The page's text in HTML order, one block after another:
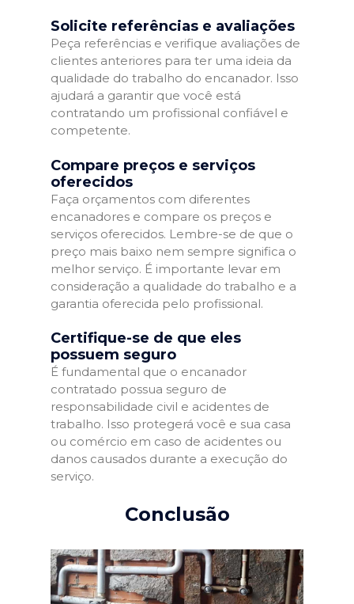
Solicite referências e avaliações
Peça referências e verifique avaliações de
clientes anteriores para ter uma ideia da
qualidade do trabalho do encanador. Isso
ajudará a garantir que você está
contratando um profissional confiável e
competente.
Compare preços e serviços
oferecidos
Faça orçamentos com diferentes
encanadores e compare os preços e
serviços oferecidos. Lembre-se de que o
preço mais baixo nem sempre significa o
melhor serviço. É importante levar em
consideração a qualidade do trabalho e a
garantia oferecida pelo profissional.
Certifique-se de que eles
possuem seguro
É fundamental que o encanador
contratado possua seguro de
responsabilidade civil e acidentes de
trabalho. Isso protegerá você e sua casa
ou comércio em caso de acidentes ou
danos causados durante a execução do
serviço.
Conclusão